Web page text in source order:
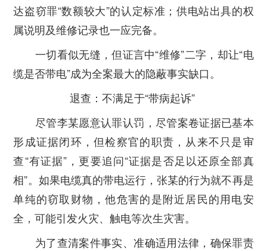
达盗窃罪“数额较大”的认定标准；供电站出具的权
属说明及维修记录也一应完备。
一切看似无缝，但证言中“维修”二字，却让“电
缆是否带电”成为全案最大的隐蔽事实缺口。
退查：不满足于“带病起诉”
尽管李某愿意认罪认罚，尽管案卷证据已基本
形成证据闭环，但检察官的职责，从来不只是审
查“有证据”，更要追问“证据是否足以还原全部真
相”。如果电缆真的带电运行，张某的行为就不再是
单纯的窃取财物，他危害的是附近居民的用电安
全，可能引发火灾、触电等次生灾害。
为了查清案件事实、准确适用法律，确保罪责